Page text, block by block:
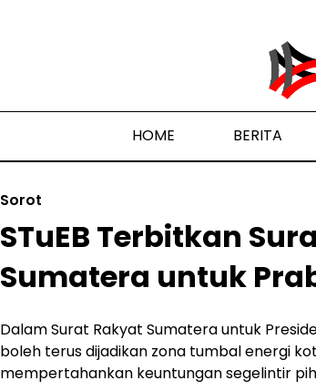
HOME BERITA
Sorot
STuEB Terbitkan
Sumatera untuk
Dalam Surat Rakyat Sumatera untuk
boleh terus dijadikan zona tumbal energi
mempertahankan keuntungan segelintir